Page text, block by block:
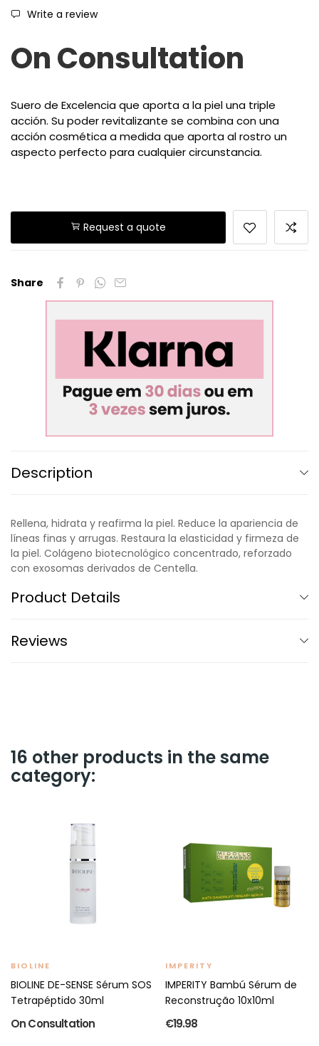
Write a review
On Consultation
Suero de Excelencia que aporta a la piel una triple
acción. Su poder revitalizante se combina con una
acción cosmética a medida que aporta al rostro un
aspecto perfecto para cualquier circunstancia.
Request a quote
Share
Description
Rellena, hidrata y reafirma la piel. Reduce la apariencia de
líneas finas y arrugas. Restaura la elasticidad y firmeza de
la piel. Colágeno biotecnológico concentrado, reforzado
con exosomas derivados de Centella.
Product Details
Reviews
16 other products in the same
category:
BIOLINE
BIOLINE DE-SENSE Sérum SOS
Tetrapéptido 30ml
On Consultation
IMPERITY
IMPERITY Bambú Sérum de
Reconstrução 10x10ml
€19.98